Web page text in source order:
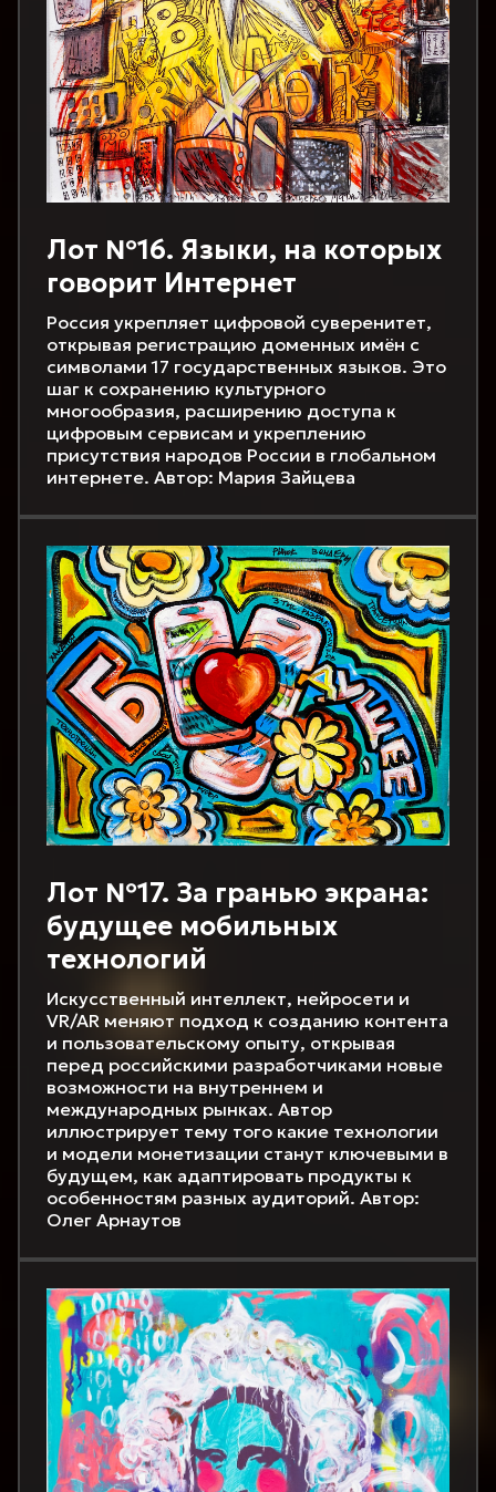
Лот №16. Языки, на которых
говорит Интернет
Россия укрепляет цифровой суверенитет,
открывая регистрацию доменных имён с
символами 17 государственных языков. Это
шаг к сохранению культурного
многообразия, расширению доступа к
цифровым сервисам и укреплению
присутствия народов России в глобальном
интернете. Автор: Мария Зайцева
Лот №17. За гранью экрана:
будущее мобильных
технологий
Искусственный интеллект, нейросети и
VR/AR меняют подход к созданию контента
и пользовательскому опыту, открывая
перед российскими разработчиками новые
возможности на внутреннем и
международных рынках. Автор
иллюстрирует тему того какие технологии
и модели монетизации станут ключевыми в
будущем, как адаптировать продукты к
особенностям разных аудиторий. Автор:
Олег Арнаутов